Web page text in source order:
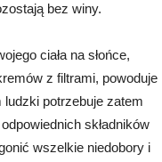
bez winy.
ciała na słońce,
z filtrami, powoduje
potrzebuje zatem
składników
wszelkie niedobory i